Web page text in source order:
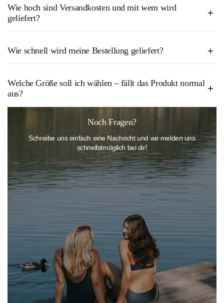
Noch Fragen?
Schreibe uns einfach eine Nachricht und wir melden uns
schnellstmöglich bei dir!
Wie hoch sind Versandkosten und mit wem wird
geliefert?
unter 50€ kosten derzeit 2,50€.
Die Lieferung erfolgt derzeit durch unseren Versandpartner Hermes.
Wie schnell wird meine Bestellung geliefert?
versenden klimafreundlich mit Hermes, inklusive Sendungsverfolgung.
Welche Größe soll ich wählen – fällt das Produkt normal
aus?
Unsere Bademode fällt größengerecht aus. Wenn du unsicher bist,
wirf einen Blick in unsere
Größentabelle
Kundenservice – wir helfen dir gerne bei der Auswahl der perfekten